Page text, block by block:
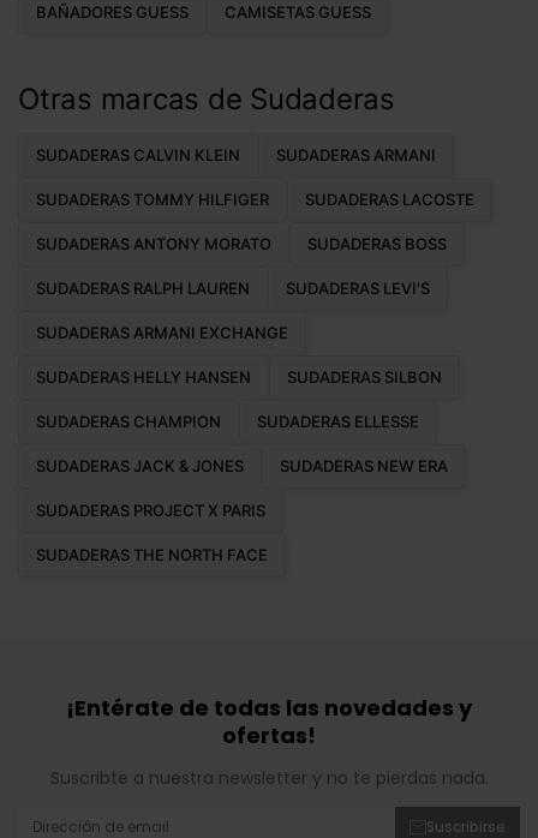
BAÑADORES GUESS CAMISETAS GUESS
Otras marcas de Sudaderas
SUDADERAS CALVIN KLEIN SUDADERAS ARMANI
SUDADERAS TOMMY HILFIGER SUDADERAS LACOSTE
SUDADERAS ANTONY MORATO SUDADERAS BOSS
SUDADERAS RALPH LAUREN SUDADERAS LEVI'S
SUDADERAS ARMANI EXCHANGE
SUDADERAS HELLY HANSEN SUDADERAS SILBON
SUDADERAS CHAMPION SUDADERAS ELLESSE
SUDADERAS JACK & JONES SUDADERAS NEW ERA
SUDADERAS PROJECT X PARIS
SUDADERAS THE NORTH FACE
¡Entérate de todas las novedades y
ofertas!
Suscribte a nuestra newsletter y no te pierdas nada.
Suscribirse